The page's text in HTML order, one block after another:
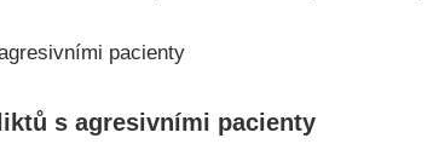
s agresivními pacienty